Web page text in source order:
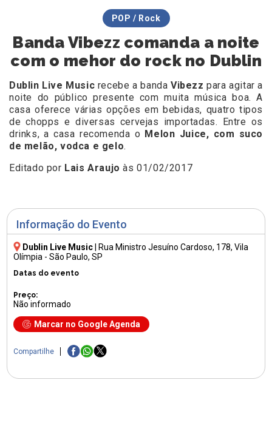
Informação do Evento
Dublin Live Music Rua Ministro Jesuíno Cardoso, 178, Vila
Olímpia - São Paulo, SP
Datas do evento
Preço:
Não informado
Marcar no Google Agenda
Compartilhe
POP / Rock
Banda Vibezz comanda a noite
com o mehor do rock no Dublin
Dublin Live Music recebe a banda Vibezz para agitar a
noite do público presente com muita música boa. A
casa oferece várias opções em bebidas, quatro tipos
de chopps e diversas cervejas importadas. Entre os
drinks, a casa recomenda o Melon Juice, com suco
de melão, vodca e gelo.
Editado por Lais Araujo às 01/02/2017